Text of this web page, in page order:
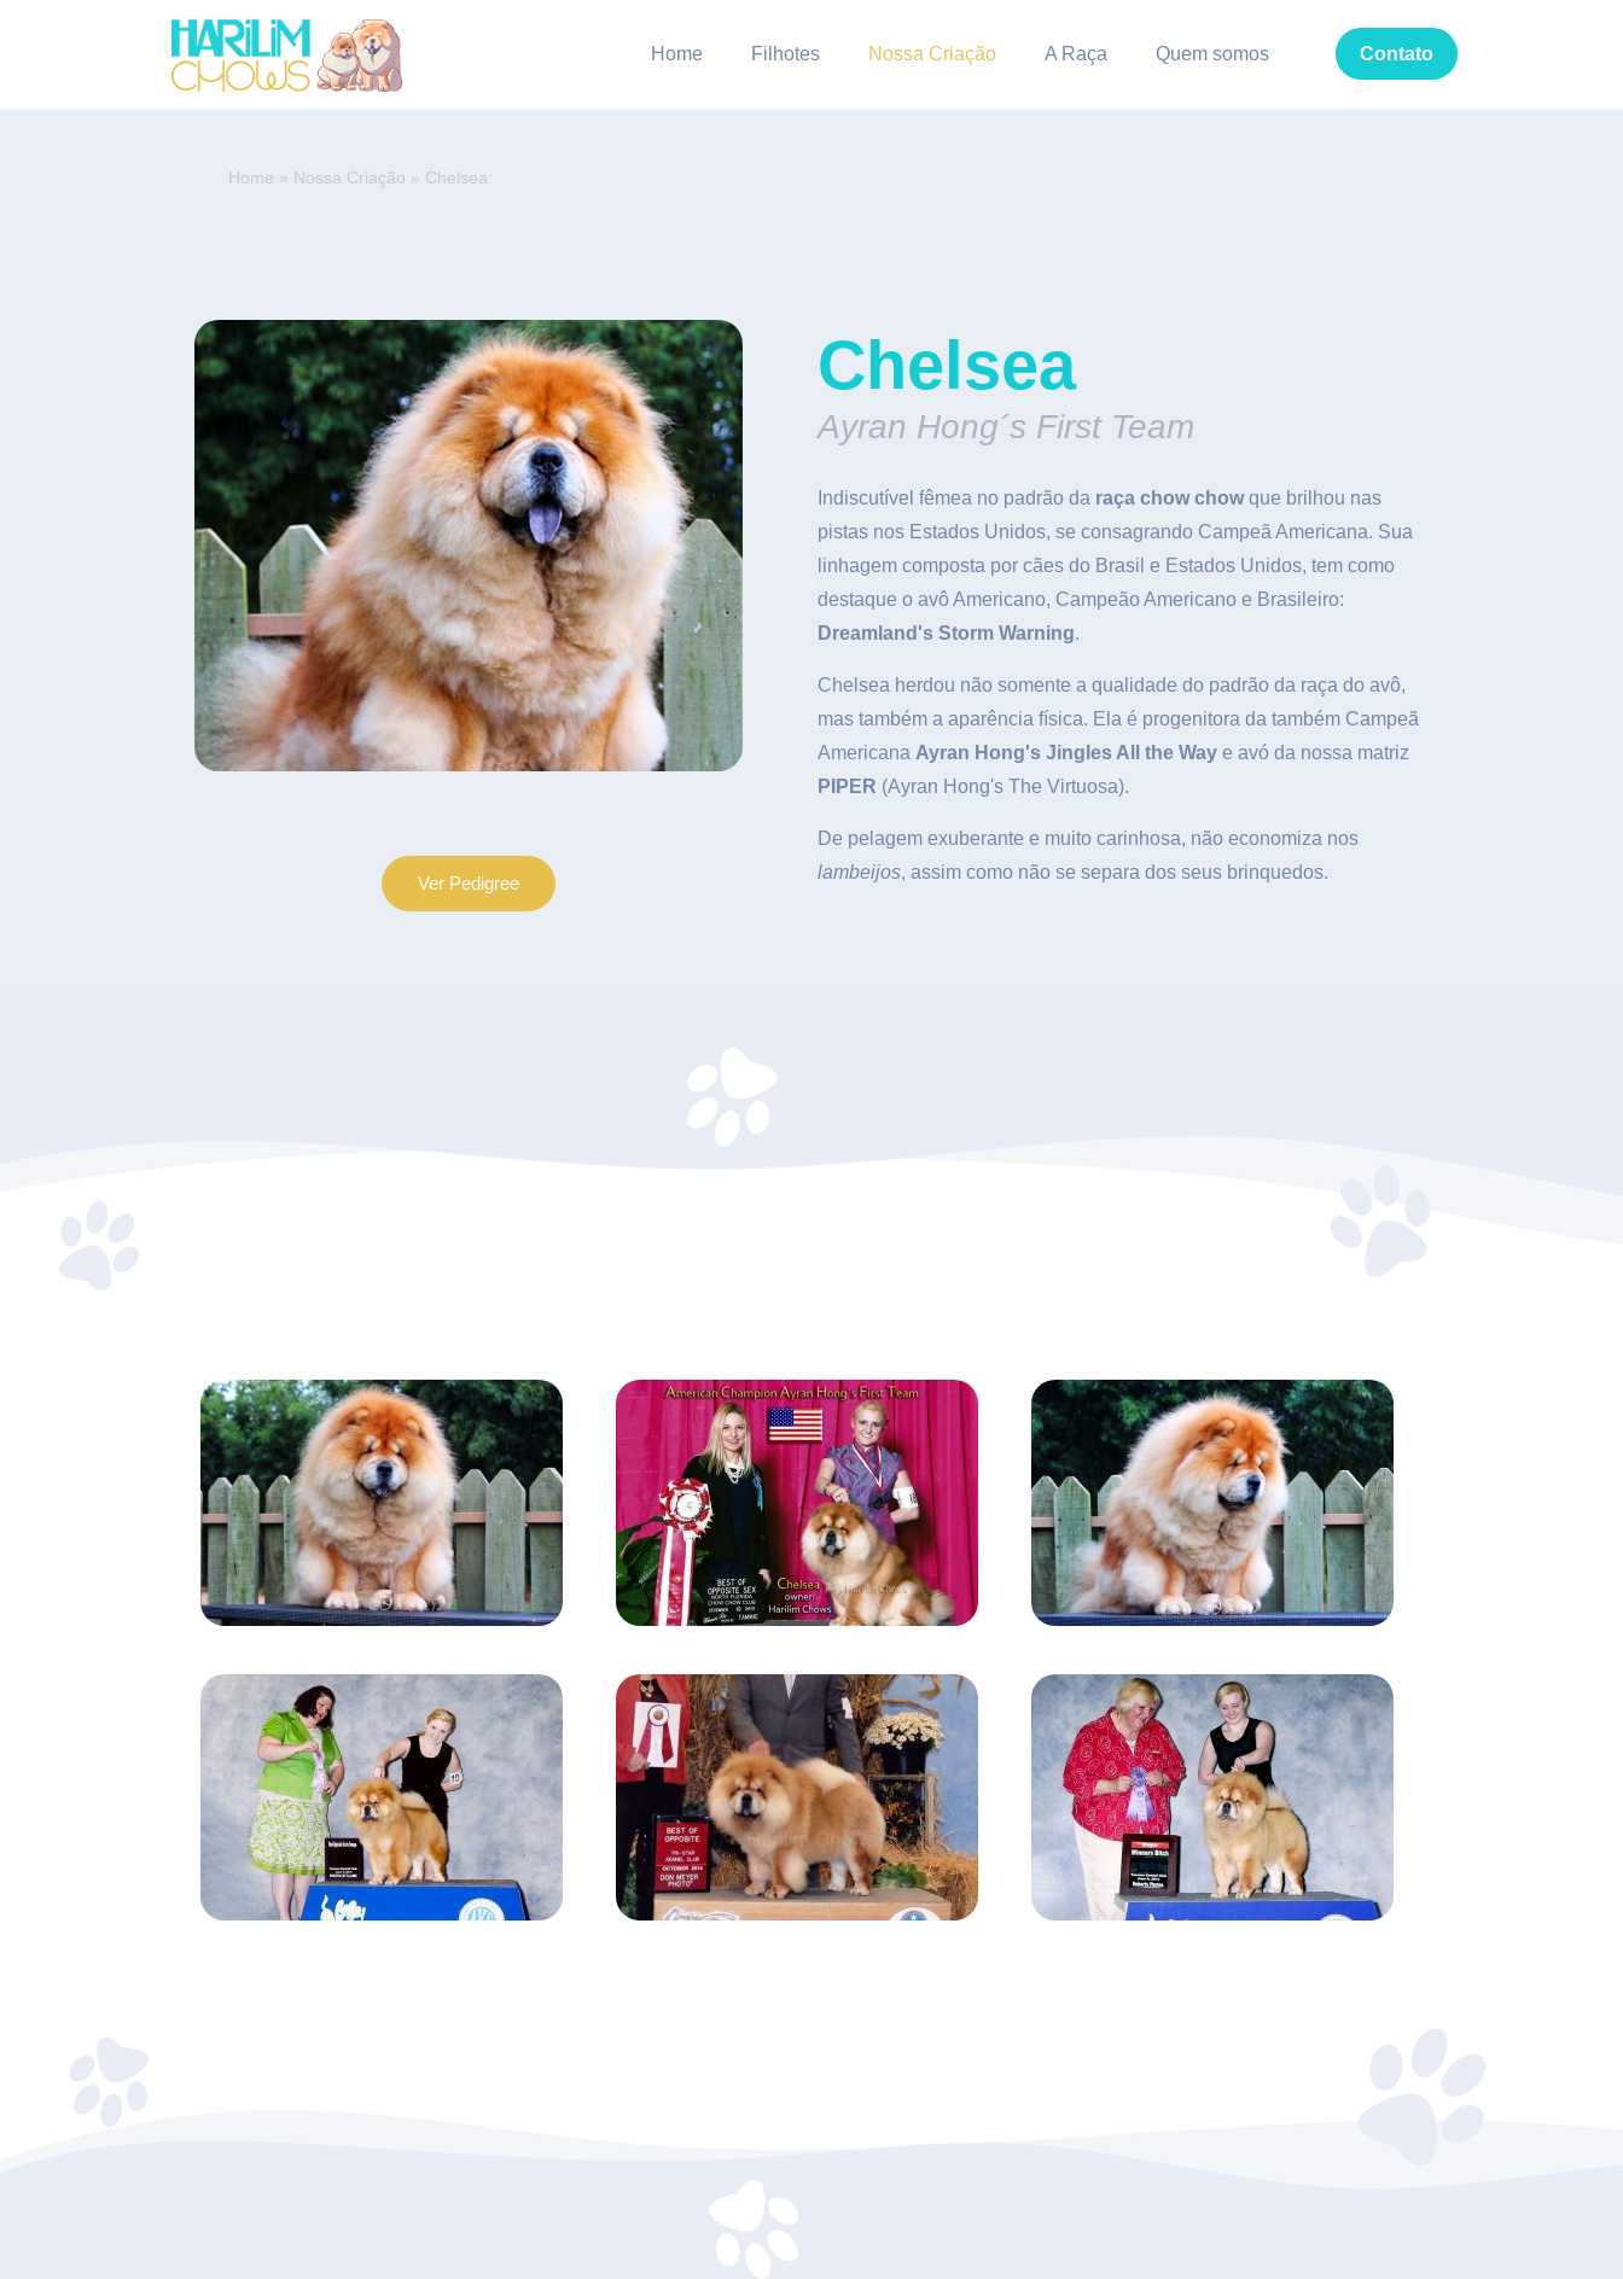
Home Filhotes Nossa Criação A Raça Quem somos Contato
Home » Nossa Criação » Chelsea
Ver Pedigree
Chelsea
Ayran Hong´s First Team
Indiscutível fêmea no padrão da raça chow chowque brilhou nas
pistas nos Estados Unidos, se consagrando Campeã Americana. Sua
linhagem composta por cães do Brasil e Estados Unidos, tem como
destaque o avô Americano, Campeão Americano e Brasileiro:
Dreamland's Storm Warning.
Chelsea herdou não somente a qualidade do padrão da raça do avô,
mas também a aparência física. Ela é progenitora da também Campeã
Americana Ayran Hong's Jingles All the Way e avó da nossa matriz
PIPER (Ayran Hong's The Virtuosa).
De pelagem exuberante e muito carinhosa, não economiza nos
lambeijos, assim como não se separa dos seus brinquedos.